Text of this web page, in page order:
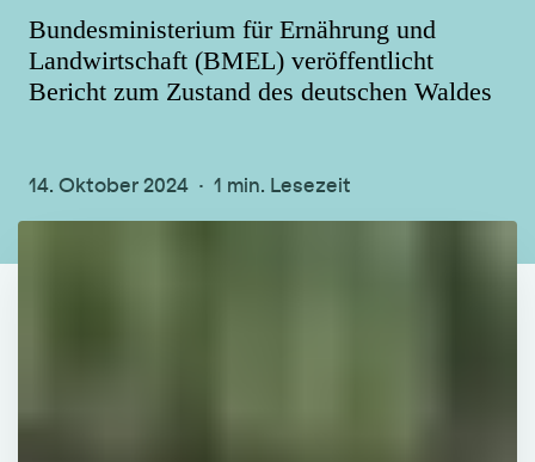
Bundesministerium für Ernährung und
Landwirtschaft (BMEL) veröffentlicht
Bericht zum Zustand des deutschen Waldes
14. Oktober 2024 1 min. Lesezeit